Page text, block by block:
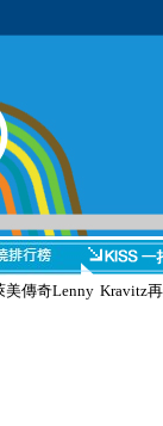
傳奇Lenny Kravitz